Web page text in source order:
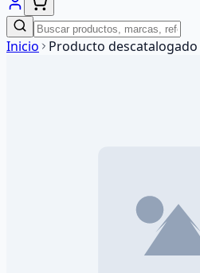
Inicio Producto descatalogado